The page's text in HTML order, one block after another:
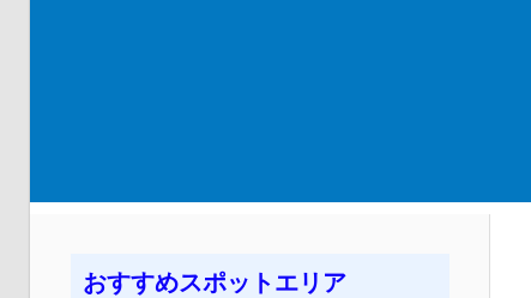
おすすめスポットエリア